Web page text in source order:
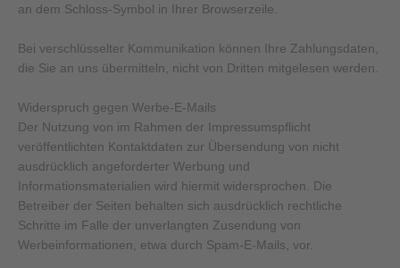
an dem Schloss-Symbol in Ihrer Browserzeile.
Bei verschlüsselter Kommunikation können Ihre Zahlungsdaten,
die Sie an uns übermitteln, nicht von Dritten mitgelesen werden.
Widerspruch gegen Werbe-E-Mails
Der Nutzung von im Rahmen der Impressumspflicht
veröffentlichten Kontaktdaten zur Übersendung von nicht
ausdrücklich angeforderter Werbung und
Informationsmaterialien wird hiermit widersprochen. Die
Betreiber der Seiten behalten sich ausdrücklich rechtliche
Schritte im Falle der unverlangten Zusendung von
Werbeinformationen, etwa durch Spam-E-Mails, vor.